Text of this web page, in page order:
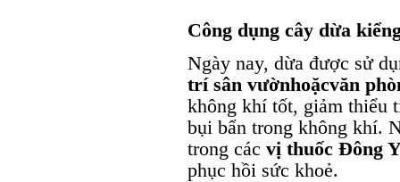
Công dụng cây dừa
Ngày nay, dừa được sử
trí sân vườnhoặcvăn
không khí tốt, giảm thiểu
bụi bẩn trong không khí.
trong các vị thuốc Đông
phục hồi sức khoẻ.